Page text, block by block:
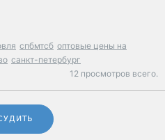
спбмтсб оптовые цены на
санкт-петербург
12 просмотров всего.